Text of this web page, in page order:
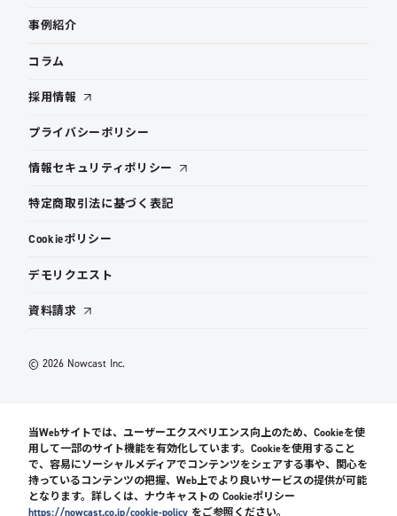
事例紹介
コラム
採用情報
プライバシーポリシー
情報セキュリティポリシー
特定商取引法に基づく表記
Cookieポリシー
デモリクエスト
資料請求
© 2026 Nowcast Inc.
当Webサイトでは、ユーザーエクスペリエンス向上のため、Cookieを使
用して一部のサイト機能を有効化しています。Cookieを使用すること
で、容易にソーシャルメディアでコンテンツをシェアする事や、関心を
持っているコンテンツの把握、Web上でより良いサービスの提供が可能
となります。詳しくは、ナウキャストの Cookieポリシー
https://nowcast.co.jp/cookie-policy をご参照ください。